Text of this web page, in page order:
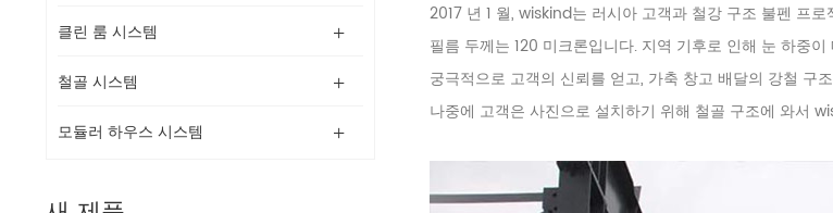
클린 룸 시스템
철골 시스템
모듈러 하우스 시스템
2017 년 1 월, wiskind는 러시아 고객과 철강 구조 불펜 프
필름 두께는 120 미크론입니다. 지역 기후로 인해 눈 하중
궁극적으로 고객의 신뢰를 얻고, 가축 창고 배달의 강철 구
나중에 고객은 사진으로 설치하기 위해 철골 구조에 와서